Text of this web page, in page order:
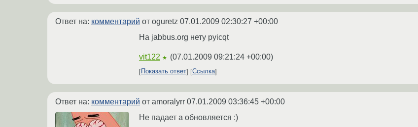
Ответ на: комментарий от oguretz 07.01.2009 02:30:27 +00:00
На jabbus.org нету pyicqt
vit122 ★ (07.01.2009 09:21:24 +00:00)
Показать ответ Ссылка
Ответ на: комментарий от amoralyrr 07.01.2009 03:36:45 +00:00
Не падает а обновляется :)